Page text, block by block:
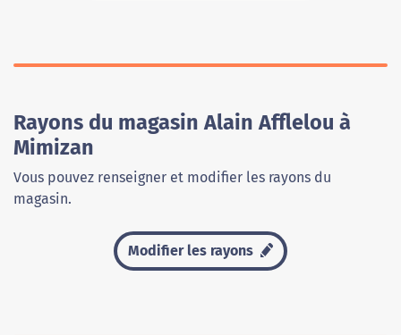
Rayons du magasin Alain Afflelou à
Mimizan
Vous pouvez renseigner et modifier les rayons du
magasin.
Modifier les rayons